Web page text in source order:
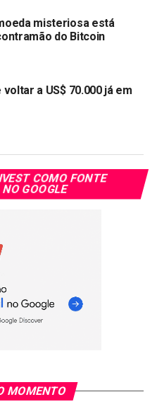
exchanges.
do Robinhood
bilhão de dólares do
misteriosa está
do Bitcoin
a US$ 70.000 já em
COMO FONTE
NO GOOGLE
MOMENTO